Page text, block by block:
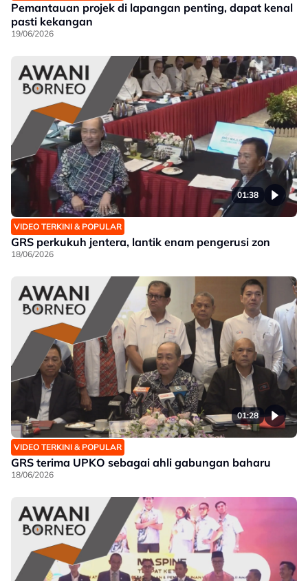
Pemantauan projek di lapangan penting, dapat kenal
pasti kekangan
19/06/2026
01:38
VIDEO TERKINI & POPULAR
GRS perkukuh jentera, lantik enam pengerusi zon
18/06/2026
01:28
VIDEO TERKINI & POPULAR
GRS terima UPKO sebagai ahli gabungan baharu
18/06/2026